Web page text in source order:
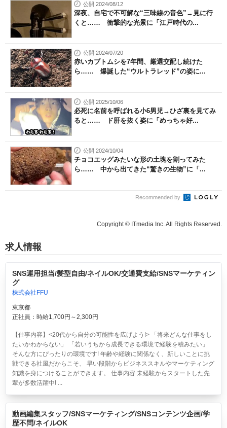
公開 2024/08/12
深夜、自宅で不可解な“三味線の音色”→見に行
くと…… 衝撃的な光景に「江戸時代の...
公開 2024/07/20
赤いカブトムシを7年間、厳選交配し続けた
ら…… 爆誕した“ウルトラレッド”の姿に...
公開 2025/10/06
必死に名前を呼ばれる小6男児→ひざ裏を見てみ
ると…… ド肝を抜く姿に「めっちゃ好...
公開 2024/10/04
チョコエッグみたいな形の土塊を割ってみた
ら…… 中から出てきた“驚きの生物”に「...
Recommended by
Copyright © ITmedia Inc. All Rights Reserved.
求人情報
SNS運用担当/髪型自由/ネイルOK/交通費支給/SNSマーケティン
グ
株式会社FFU
東京都
正社員：時給1,700円～2,300円
【仕事内容】<20代から自分の可能性を広げよう!> 「将来どんな仕事をし
たいかわからない」 「若いうちから成長できる環境で経験を積みたい」
そんな方にぴったりの環境です! 年齢や経験に関係なく、新しいことに挑
戦できる社風だからこそ、 早い段階からビジネススキルやマーケティング
知識を身につけることができます。 仕事内容 未経験からスタートした先
輩が多数活躍中! ...
動画編集スタッフ/SNSマーケティング/SNSコンテンツ企画/学
歴不問/ネイルOK